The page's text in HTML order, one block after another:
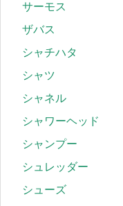
サーモス
ザバス
シャチハタ
シャツ
シャネル
シャワーヘッド
シャンプー
シュレッダー
シューズ